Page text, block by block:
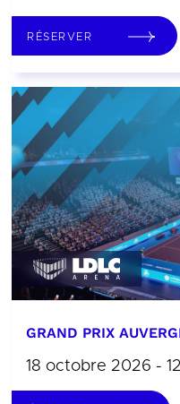
RÉSERVER
GRAND PRIX
18 octobre 2026 -